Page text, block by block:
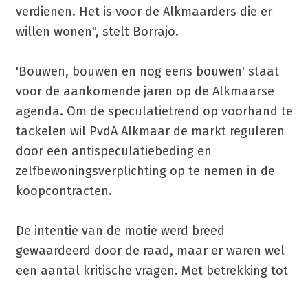
verdienen. Het is voor de Alkmaarders die er
willen wonen", stelt Borrajo.
'Bouwen, bouwen en nog eens bouwen' staat
voor de aankomende jaren op de Alkmaarse
agenda. Om de speculatietrend op voorhand te
tackelen wil PvdA Alkmaar de markt reguleren
door een antispeculatiebeding en
zelfbewoningsverplichting op te nemen in de
koopcontracten.
De intentie van de motie werd breed
gewaardeerd door de raad, maar er waren wel
een aantal kritische vragen. Met betrekking tot